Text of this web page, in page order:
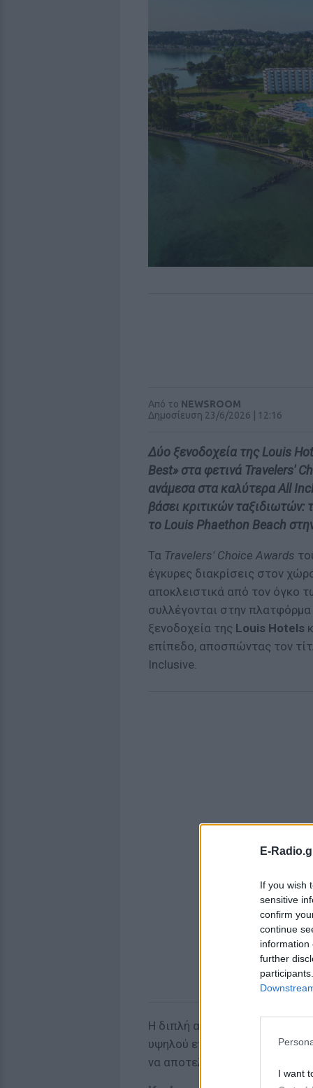
E-
If you wish
sensitive
confirm
continue
information
further
I want
Από το NEWSROOM
Δημοσίευση 23/6/2026 | 12:16
Δύο ξενοδοχεία της Louis
Best» στα φετινά Travelers'
ανάμεσα στα καλύτερα All
βάσει κριτικών ταξιδιωτών:
το Louis Phaethon Beach
Τα Travelers' Choice Awards
έγκυρες διακρίσεις στον
αποκλειστικά από τον όγκο
συλλέγονται στην
ξενοδοχεία της Louis Hotels
επίπεδο, αποσπώντας τον
Inclusive.
Η διπλή αυτή διάκριση
υψηλού επιπέδου εμπειριών
να αποτελούν τους